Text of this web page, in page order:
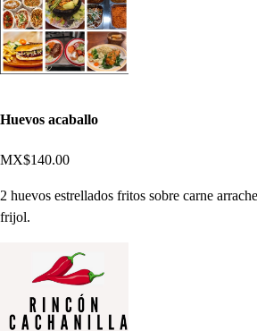
Huevos acaballo
MX$140.00
2 huevos estrellados fritos sobre carne
frijol.